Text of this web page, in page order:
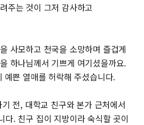
주는 것이 그저 감사하고
사모하고 천국을 소망하며 즐겁게
하나님께서 기쁘게 여기셨을까요.
예쁜 열매를 허락해 주셨습니다.
전, 대학교 친구와 본가 근처에서
다. 친구 집이 지방이라 숙식할 곳이